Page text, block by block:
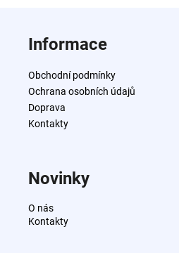
Informace
Obchodní podmínky
Ochrana osobních údajů
Doprava
Kontakty
Novinky
O nás
Kontakty